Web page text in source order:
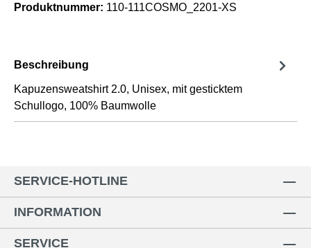
Produktnummer: 110-111COSMO_2201-XS
Beschreibung
Kapuzensweatshirt 2.0, Unisex, mit gesticktem
Schullogo, 100% Baumwolle
SERVICE-HOTLINE
INFORMATION
SERVICE